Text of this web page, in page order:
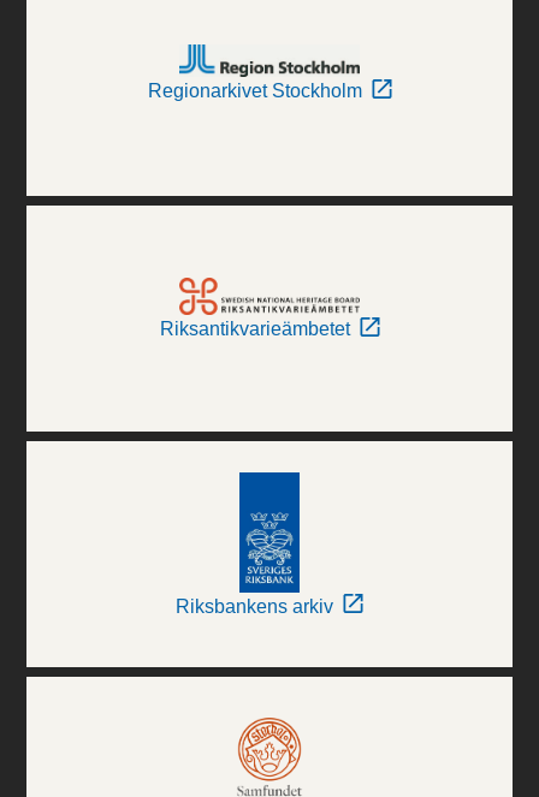
Regionarkivet Stockholm
Riksantikvarieämbetet
Riksbankens arkiv